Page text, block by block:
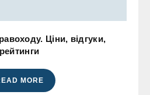
Ціни, відгуки,
рейтинги
MORE